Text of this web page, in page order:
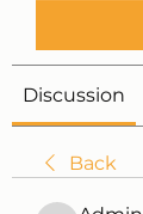
Discussion
Back